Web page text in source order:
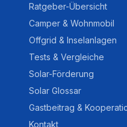
Ratgeber-Übersicht
Camper & Wohnmobil
Offgrid & Inselanlagen
Tests & Vergleiche
Solar-Förderung
Solar Glossar
Gastbeitrag &
Kontakt